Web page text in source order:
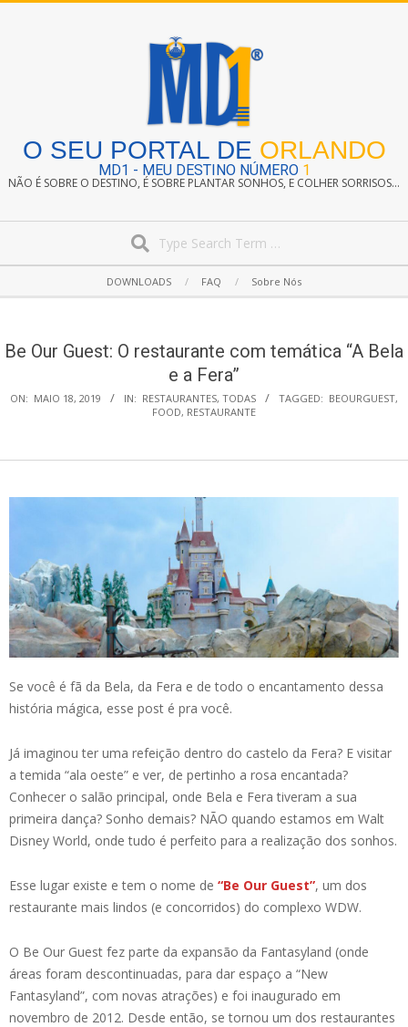
O SEU PORTAL DE ORLANDO
MD1 - MEU DESTINO NÚMERO 1
NÃO É SOBRE O DESTINO, É SOBRE PLANTAR SONHOS, E COLHER SORRISOS...
Navigation
DOWNLOADS FAQ Sobre Nós
Be Our Guest: O restaurante com temática “A Bela
e a Fera”
ON: MAIO 18, 2019 IN: RESTAURANTES, TODAS TAGGED: BEOURGUEST,
FOOD, RESTAURANTE
Se você é fã da Bela, da Fera e de todo o encantamento dessa
história mágica, esse post é pra você.
Já imaginou ter uma refeição dentro do castelo da Fera? E visitar
a temida “ala oeste” e ver, de pertinho a rosa encantada?
Conhecer o salão principal, onde Bela e Fera tiveram a sua
primeira dança? Sonho demais? NÃO quando estamos em Walt
Disney World, onde tudo é perfeito para a realização dos sonhos.
Esse lugar existe e tem o nome de “Be Our Guest”, um dos
restaurante mais lindos (e concorridos) do complexo WDW.
O Be Our Guest fez parte da expansão da Fantasyland (onde
áreas foram descontinuadas, para dar espaço a “New
Fantasyland”, com novas atrações) e foi inaugurado em
novembro de 2012. Desde então, se tornou um dos restaurantes